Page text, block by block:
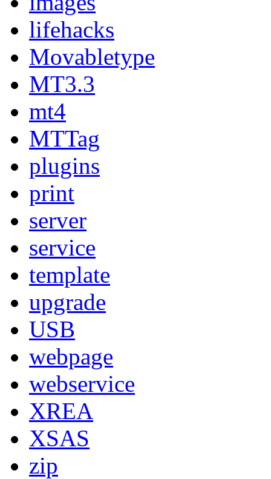
lifehacks
Movabletype
MT3.3
mt4
MTTag
plugins
print
server
service
template
upgrade
USB
webpage
webservice
XREA
XSAS
zip